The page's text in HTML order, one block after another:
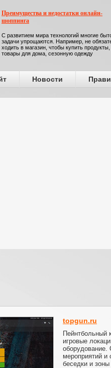
Преимущества и недостатки онлайн-
шоппинга
С развитием мира технологий многие
задачи упрощаются. Например, не
ходить в магазин, чтобы купить продукты,
товары для дома, сезонную одежду
Новости
topgun.ru
Пейнтбольный
игровые
оборудование.
мероприятий
беседки и